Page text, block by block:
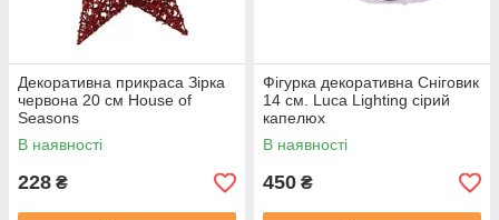
Декоративна прикраса Зірка
червона 20 см House of
Seasons
В наявності
228 ₴
Фігурка декоративна Сніговик
14 см. Luca Lighting сірий
капелюх
В наявності
450 ₴